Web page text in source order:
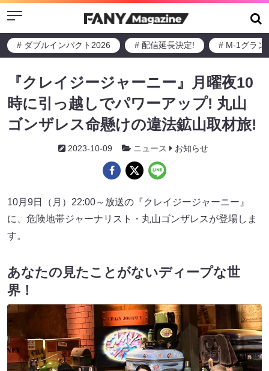
Menu
# ダブルインパクト2026 # 配信延長決定! # M-1グラン
『クレイジージャーニー』月曜夜10
時に引っ越しでパワーアップ! 丸山
ゴンザレス命懸けの違法鉱山取材旅!
2023-10-09 ニュース お知らせ
10月9日（月）22:00～放送の『クレイジージャーニー』
に、危険地帯ジャーナリスト・丸山ゴンザレスが登場しま
す。
あなたの見たことがないディープな世
界！